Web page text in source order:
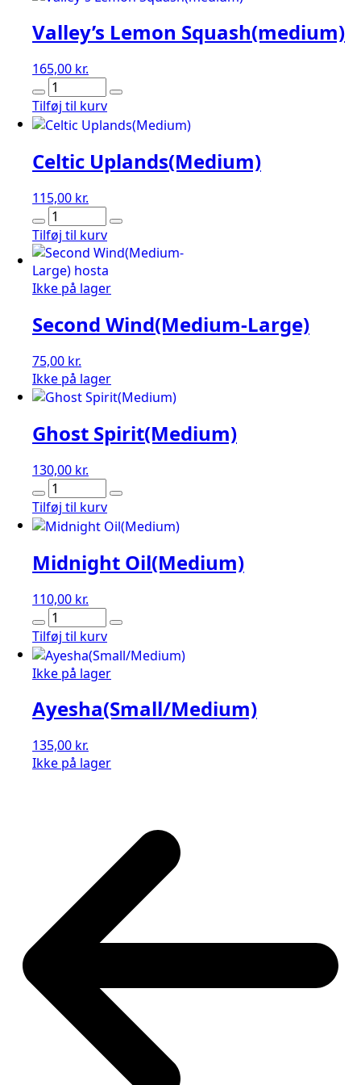
Valley’s Lemon Squash(medium)
165,00 kr.
Valley's
Lemon
Squash(medium)
Tilføj til kurv
Celtic Uplands(Medium)
115,00 kr.
Celtic
Uplands(Medium)
antal
Tilføj til kurv
Ikke på lager
Second Wind(Medium-Large)
75,00 kr.
Ikke på lager
Ghost Spirit(Medium)
130,00 kr.
Ghost
Spirit(Medium)
antal
Tilføj til kurv
Midnight Oil(Medium)
110,00 kr.
Midnight
Oil(Medium)
antal
Tilføj til kurv
Ikke på lager
Ayesha(Small/Medium)
135,00 kr.
Ikke på lager